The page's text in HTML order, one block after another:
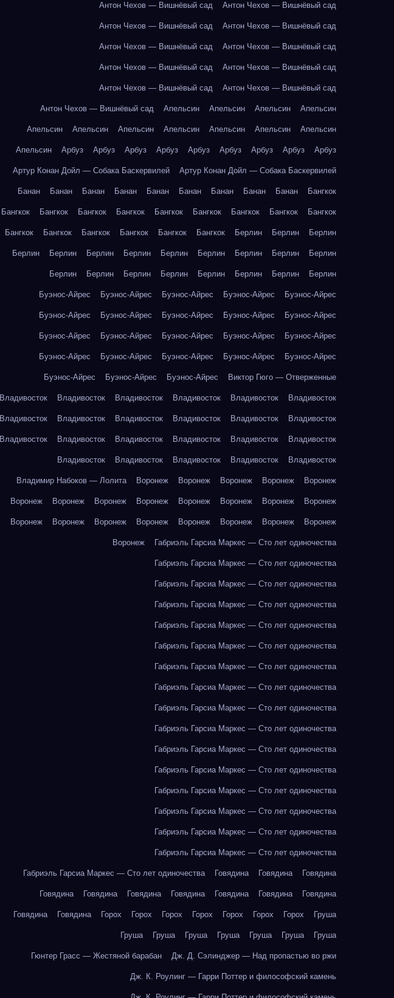
Антон Чехов — Вишнёвый сад Антон Чехов — Вишнёвый сад
Антон Чехов — Вишнёвый сад Антон Чехов — Вишнёвый сад
Антон Чехов — Вишнёвый сад Антон Чехов — Вишнёвый сад
Антон Чехов — Вишнёвый сад Антон Чехов — Вишнёвый сад
Антон Чехов — Вишнёвый сад Антон Чехов — Вишнёвый сад
Антон Чехов — Вишнёвый сад Апельсин Апельсин Апельсин Апельсин
Апельсин Апельсин Апельсин Апельсин Апельсин Апельсин Апельсин
Апельсин Арбуз Арбуз Арбуз Арбуз Арбуз Арбуз Арбуз Арбуз Арбуз
Артур Конан Дойл — Собака Баскервилей Артур Конан Дойл — Собака Баскервилей
Банан Банан Банан Банан Банан Банан Банан Банан Банан Бангкок
Бангкок Бангкок Бангкок Бангкок Бангкок Бангкок Бангкок Бангкок Бангкок
Бангкок Бангкок Бангкок Бангкок Бангкок Бангкок Берлин Берлин Берлин
Берлин Берлин Берлин Берлин Берлин Берлин Берлин Берлин Берлин
Берлин Берлин Берлин Берлин Берлин Берлин Берлин Берлин
Буэнос-Айрес Буэнос-Айрес Буэнос-Айрес Буэнос-Айрес Буэнос-Айрес
Буэнос-Айрес Буэнос-Айрес Буэнос-Айрес Буэнос-Айрес Буэнос-Айрес
Буэнос-Айрес Буэнос-Айрес Буэнос-Айрес Буэнос-Айрес Буэнос-Айрес
Буэнос-Айрес Буэнос-Айрес Буэнос-Айрес Буэнос-Айрес Буэнос-Айрес
Буэнос-Айрес Буэнос-Айрес Буэнос-Айрес Виктор Гюго — Отверженные
Владивосток Владивосток Владивосток Владивосток Владивосток Владивосток
Владивосток Владивосток Владивосток Владивосток Владивосток Владивосток
Владивосток Владивосток Владивосток Владивосток Владивосток Владивосток
Владивосток Владивосток Владивосток Владивосток Владивосток
Владимир Набоков — Лолита Воронеж Воронеж Воронеж Воронеж Воронеж
Воронеж Воронеж Воронеж Воронеж Воронеж Воронеж Воронеж Воронеж
Воронеж Воронеж Воронеж Воронеж Воронеж Воронеж Воронеж Воронеж
Воронеж Габриэль Гарсиа Маркес — Сто лет одиночества
Габриэль Гарсиа Маркес — Сто лет одиночества
Габриэль Гарсиа Маркес — Сто лет одиночества
Габриэль Гарсиа Маркес — Сто лет одиночества
Габриэль Гарсиа Маркес — Сто лет одиночества
Габриэль Гарсиа Маркес — Сто лет одиночества
Габриэль Гарсиа Маркес — Сто лет одиночества
Габриэль Гарсиа Маркес — Сто лет одиночества
Габриэль Гарсиа Маркес — Сто лет одиночества
Габриэль Гарсиа Маркес — Сто лет одиночества
Габриэль Гарсиа Маркес — Сто лет одиночества
Габриэль Гарсиа Маркес — Сто лет одиночества
Габриэль Гарсиа Маркес — Сто лет одиночества
Габриэль Гарсиа Маркес — Сто лет одиночества
Габриэль Гарсиа Маркес — Сто лет одиночества
Габриэль Гарсиа Маркес — Сто лет одиночества
Габриэль Гарсиа Маркес — Сто лет одиночества Говядина Говядина Говядина
Говядина Говядина Говядина Говядина Говядина Говядина Говядина
Говядина Говядина Горох Горох Горох Горох Горох Горох Горох Груша
Груша Груша Груша Груша Груша Груша Груша
Гюнтер Грасс — Жестяной барабан Дж. Д. Сэлинджер — Над пропастью во ржи
Дж. К. Роулинг — Гарри Поттер и философский камень